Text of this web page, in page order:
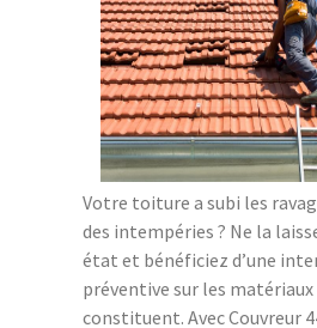
Votre toiture a subi les
des intempéries ? Ne la
état et bénéficiez d’une
préventive sur les matériaux
constituent. Avec Couvreur